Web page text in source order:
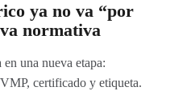
ya no va “por
normativa
una nueva etapa:
certificado y etiqueta.